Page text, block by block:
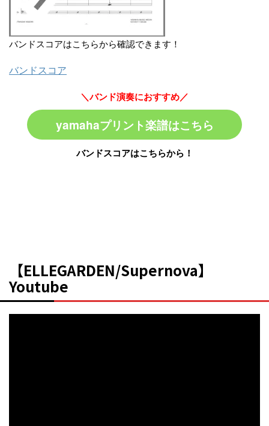
バンドスコアはこちらから確認できます！
バンドスコア
＼バンド演奏におすすめ／
yamahaプリント楽譜はこちら
バンドスコアはこちらから！
【ELLEGARDEN/Supernova】
Youtube